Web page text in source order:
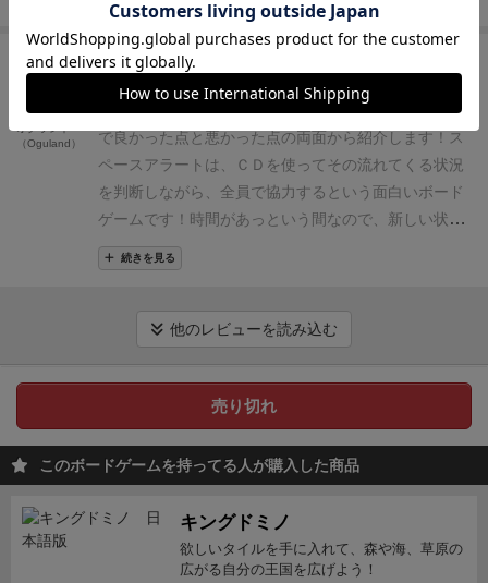
だ。ちなみに私は駿○屋 から中古入学した。格安でお
得だがリスクもあることを忘れるな！ …すまん、本題
に戻ろう。君達は宇宙探査協会の実施している宇宙探
査隊のクルーとなり、ハイパースペースを経由して銀
河の危険宙域の探査に向かってもらう。この宇宙船は
対象宙域の調査を10分間で自動的に完遂するのだが、
宇宙には様々な
脅威 が待ち受けているかもしれない。
そこで君たちにはミッションが完了するまで船を防衛
搭乗する宇宙船は上下段、左右中央の6つの区画に分
されている。左右はドア、上下は重力リフトにより移
動可能だが、重力リフトは1人乗りであるため使用タ
じる可能性があることに注意していただきたい。
宇宙船には、万が一にもないとは思うが、宇宙を彷徨
う脅威に遭遇した時のための武器も装備しており、
100%安全な任務であることを確信してもらえると思
う。 武器は上段に ヘビーレーザーキャノン
ライトキャノン ２門、下段中央に パルスキャノン
ミサイルを３基搭載している。主砲のヘビ
かげで、ついつい何度もやってしまうし、音声のバリ
エーションと敵のバリエーションが豊富なので、リプ
レイ性もとても高い。
いいが、少人数でも複数担当すれば、それなりにプレ
イできるし、好きすぎて、１人で数名分やる超カオス
なプレイをやる人（自分含む笑）もかなりいて、無理
ゲーと思いつつも、ついついやってしまうほどの中毒
性もある。最初のルールの理解さえ乗り越えれば、短
時間で遊べて、リプレイ性もあり、濃厚な戦略と運が
あって、パーティーゲーのような盛り上がりも見せて
でないとキツイが、そこさえ大丈夫であれば、とても
オススメできるリアルタイム協力ゲーム。
みんなで囲める「オフィスのテーブル1つ」くらい
必要です。
宇宙船ボードの奥行きがそれなりに要求さ
れるので、「ファーストフード店にあるカウンター席
の奥行き2倍」は欲しいところです。
大雑把な手順は
以下の通り。■プレイ開始時①司令官（音声から敵カ
ードを山札からめくったりする人）を決めます。山札
からめくるのもリアルタイムで行うので、山札から近
い人やプレイに慣れている人が行いましょう。 ②行動
カードを配ります。これにより「行える行動」が制限
されます。（隣の人と交換できますが、これもリアル
①プレイ用音声を開始します。（10分音声です）
②音声から「敵がきます」などの司令があるので、司
令官がカードをめくります。③各プレイヤーが「エネ
ルギーの充填」「ビームやミサイルなどの発射」「部
屋の移動」カードを置いて「行動予定を提示」します
（「手札の交換・補充」もここで行います。また、提
示できなかったプレイヤーは「何もしなかった」こと
になります）■プレイ：行動解決ターン
音声が終わり、行動カードが置かれ終わると、行動解
決を行います。このターンでは「プレイヤーが新たに
ード、宇宙船内でのトラブルは緑のカードとなってお
ります。 その予定に対応する為に、宇宙船の中をプレ
イヤーが駆け回り、エネルギー供給のボタンを押した
り、ミサイル発射のボタンを押したり、時にはスクリ
（汗）…、どの時間にどのような作業を行うかをあら
かじめ予定し、その予定通りにプレイヤーが動いてい
きます。 片っ端から説明していると、インストに１時
間くらいかかりそうな内容ですが、ご安心を。 説明
が、機能限定したチュートリアルモードから徐々に始
も遊べるようになるという安心設計です。
に、固定メンバーで遊べる方には問題ありませんが、
ゲーム会やゲームカフェなどオープンな場では、毎度
毎度チュートリアルから始めなくてはならない為、固
レイして貰いたいと思います。海外版と、日本語版が
ありますが、カードのテキスト量や情報処理にかかる
（ニューゲームオーダーさんに日本語版音声ファ
イルのダウンロードサービスもあります） クリック
レビュー
ボードゲームを1,000個以上持っているユーザー視点
で良かった点と悪かった点の両面から紹介します！ ス
ペースアラートは、ＣＤを使ってその流れてくる状況
を判断しながら、全員で協力するという面白いボード
ゲームです！ 時間があっという間なので、新しい状況
になるたびに全員でバタバタしていまいます。
立てるのが少し難しく、一度ずれてしまうと立て直し
しょうか・・・好き度（Like）▶2pt.≪★★≫
度（With kids）▶1pt.≪★≫スペースアラートの簡
単なゲームの流れとルール解説はこちらをご覧くださ
続きを見る
神
（Oguland）
他のレビューを読み込む
売り切れ
このボードゲームを持ってる人が購入した商品
キングドミノ
欲しいタイルを手に入れて、森や海、草原の
広がる自分の王国を広げよう！